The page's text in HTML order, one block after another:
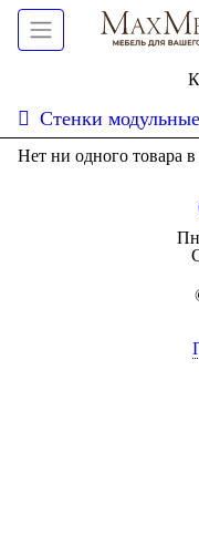
Стенки
Нет ни одного товара в